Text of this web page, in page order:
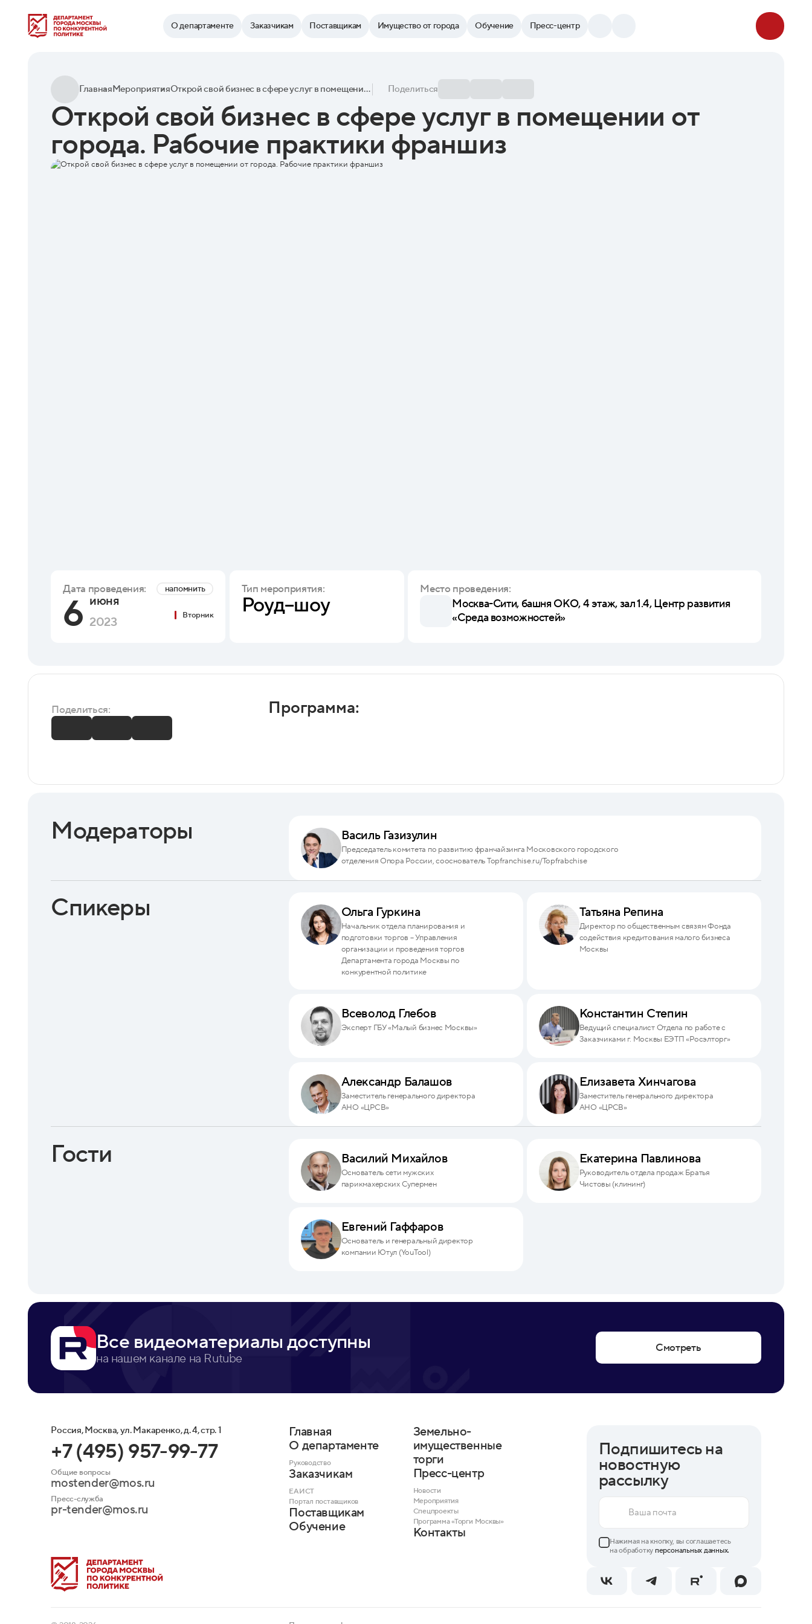
О департаменте Заказчикам Поставщикам Имущество от города Обучение Пресс-центр
ГлавнаяМероприятия Открой свой бизнес в сфере услуг в помещении от города. Рабочие практики франшиз Поделиться
Открой свой бизнес в сфере услуг в помещении от
города. Рабочие практики франшиз
Дата проведения: напомнить
6 июня
2023
Вторник
Тип мероприятия:
Роуд–шоу
Место проведения:
Москва-Сити, башня ОКО, 4 этаж, зал 1.4, Центр развития
«Среда возможностей»
Поделиться: Программа:
Модераторы Василь Газизулин
Председатель комитета по развитию франчайзинга Московского городского
отделения Опора России, сооснователь Topfranchise.ru/Topfrabchise
Спикеры Ольга Гуркина
Начальник отдела планирования и
подготовки торгов – Управления
организации и проведения торгов
Департамента города Москвы по
конкурентной политике
Татьяна Репина
Директор по общественным связям Фонда
содействия кредитования малого бизнеса
Москвы
Всеволод Глебов
Эксперт ГБУ «Малый бизнес Москвы»
Константин Степин
Ведущий специалист Отдела по работе с
Заказчиками г. Москвы ЕЭТП «Росэлторг»
Александр Балашов
Заместитель генерального директора
АНО «ЦРСВ»
Елизавета Хинчагова
Заместитель генерального директора
АНО «ЦРСВ»
Гости Василий Михайлов
Основатель сети мужских
парикмахерских Супермен
Екатерина Павлинова
Руководитель отдела продаж Братья
Чистовы (клининг)
Евгений Гаффаров
Основатель и генеральный директор
компании Ютул (YouTool)
Все видеоматериалы доступны
на нашем канале на Rutube
Смотреть
Россия, Москва, ул. Макаренко, д. 4, стр. 1
+7 (495) 957-99-77
Общие вопросы
mostender@mos.ru
Пресс-служба
pr-tender@mos.ru
Главная
О департаменте
Руководство
Заказчикам
ЕАИСТ
Портал поставщиков
Поставщикам
Обучение
Земельно-
имущественные
торги
Пресс-центр
Новости
Мероприятия
Спецпроекты
Программа «Торги Москвы»
Контакты
Подпишитесь на
новостную
рассылку
Нажимая на кнопку, вы соглашаетесь
на обработку персональных данных.